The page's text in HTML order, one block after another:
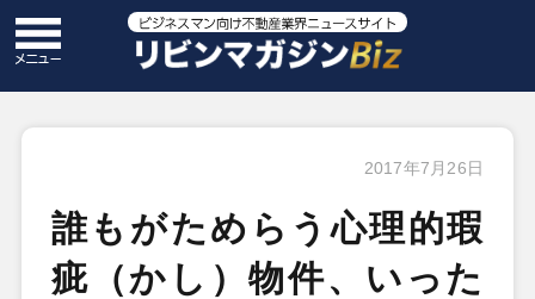
2017年7月26日
誰もがためらう心理的瑕
疵（かし）物件、いった